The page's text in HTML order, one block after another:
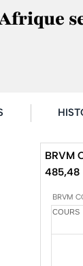
BRVM
485,48
BRVM
COURS